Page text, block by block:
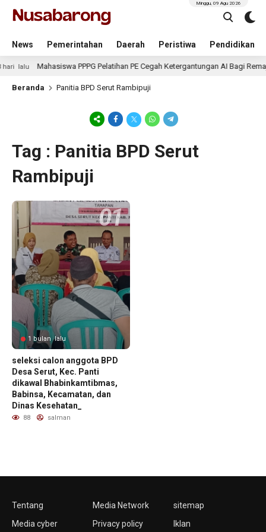
News Pemerintahan Daerah Peristiwa Pendidikan
Minggu, 09 Agu 2026
lalu Mahasiswa PPPG Pelatihan PE Cegah Ketergantungan AI Bagi
Beranda Panitia BPD Serut Rambipuji
Tag : Panitia BPD Serut
Rambipuji
1 bulan lalu
seleksi calon anggota BPD
Desa Serut, Kec. Panti
dikawal Bhabinkamtibmas,
Babinsa, Kecamatan, dan
Dinas Kesehatan_
88 salman
Tentang
Media cyber
Media Network
Privacy policy
sitemap
Iklan